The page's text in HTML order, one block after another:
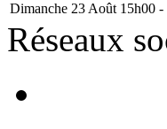
Dimanche 23 Août 15h00 -
Réseaux